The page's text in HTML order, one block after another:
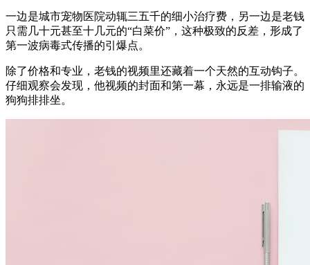
一边是城市宠物医院动辄三五千的细小治疗费，另一边是老钱
只需几十元甚至十几元的“白菜价”，这种极致的反差，形成了
第一波病毒式传播的引爆点。
除了价格和专业，老钱的视频里还藏着一个天然的互动钩子。
仔细观察会发现，他视频的封面和第一幕，永远是一排输液的
狗狗排排坐。